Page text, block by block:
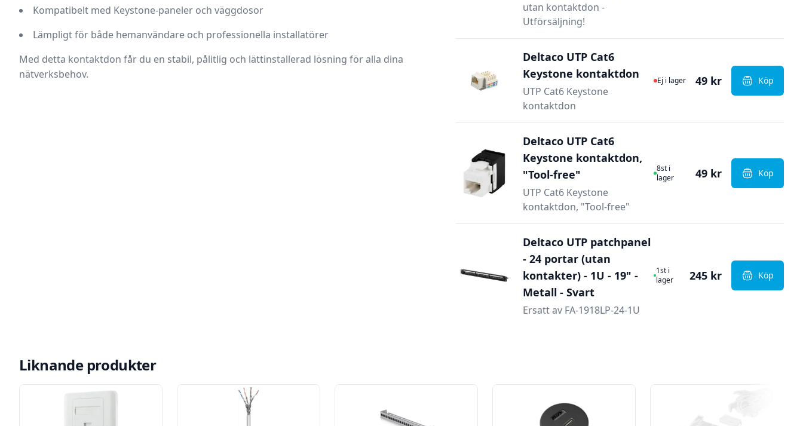
utan kontaktdon -
Utförsäljning!
Deltaco UTP Cat6
Keystone kontaktdon
UTP Cat6 Keystone
kontaktdon
Ej i lager
Ej i lager 49 kr Köp
, Deltaco
Deltaco UTP Cat6
Keystone kontaktdon,
"Tool-free"
UTP Cat6 Keystone
kontaktdon, "Tool-free"
I Lager
8st i
lager
49 kr Köp
, Deltaco
Deltaco UTP patchpanel
- 24 portar (utan
kontakter) - 1U - 19" -
Metall - Svart
Ersatt av FA-1918LP-24-1U
I Lager
1st i
lager
245 kr Köp
, Deltaco
Kompatibelt med Keystone-paneler och väggdosor
Lämpligt för både hemanvändare och professionella installatörer
Med detta kontaktdon får du en stabil, pålitlig och lättinstallerad lösning för alla dina
nätverksbehov.
Liknande produkter